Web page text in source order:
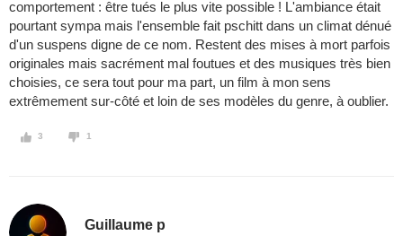
comportement : être tués le plus vite possible ! L'ambiance était
pourtant sympa mais l'ensemble fait pschitt dans un climat dénué
d'un suspens digne de ce nom. Restent des mises à mort parfois
originales mais sacrément mal foutues et des musiques très bien
choisies, ce sera tout pour ma part, un film à mon sens
extrêmement sur-côté et loin de ses modèles du genre, à oublier.
3 1
Guillaume p